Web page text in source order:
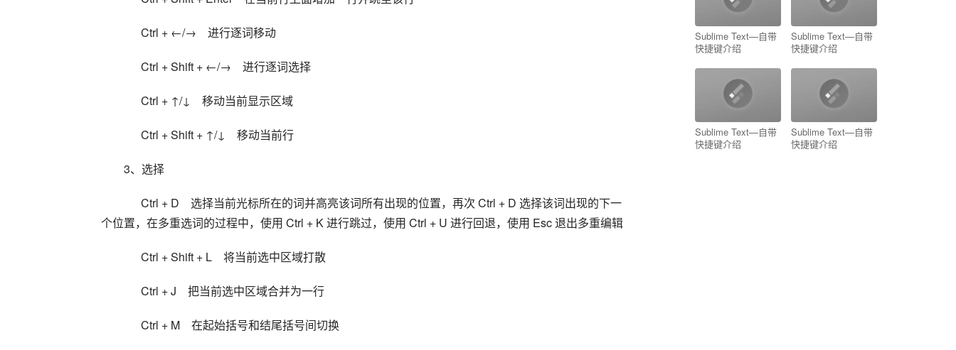
      Ctrl + ←/→    进行逐词移动
      Ctrl + Shift + ←/→    进行逐词选择
      Ctrl + ↑/↓    移动当前显示区域
      Ctrl + Shift + ↑/↓    移动当前行
3、选择
个位置，在多重选词的过程中，使用 Ctrl + K 进行跳过，使用 Ctrl + U 进行回退，使用 Esc 退出多重编辑
      Ctrl + Shift + L    将当前选中区域打散
      Ctrl + J    把当前选中区域合并为一行
      Ctrl + M    在起始括号和结尾括号间切换
Sublime Text—自带
快捷键介绍
Sublime Text—自带
快捷键介绍
Sublime Text—自带
快捷键介绍
Sublime Text—自带
快捷键介绍